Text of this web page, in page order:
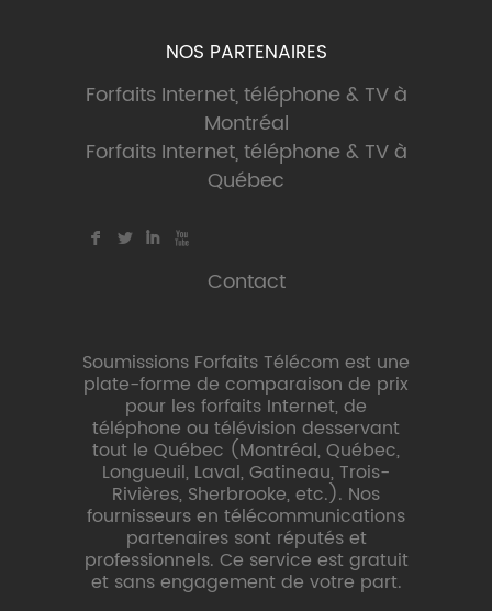
NOS PARTENAIRES
Forfaits Internet, téléphone & TV à
Montréal
Forfaits Internet, téléphone & TV à
Québec
F L I X
Contact
Soumissions Forfaits Télécom est une
plate-forme de comparaison de prix
pour les forfaits Internet, de
téléphone ou télévision desservant
tout le Québec (Montréal, Québec,
Longueuil, Laval, Gatineau, Trois-
Rivières, Sherbrooke, etc.). Nos
fournisseurs en télécommunications
partenaires sont réputés et
professionnels. Ce service est gratuit
et sans engagement de votre part.